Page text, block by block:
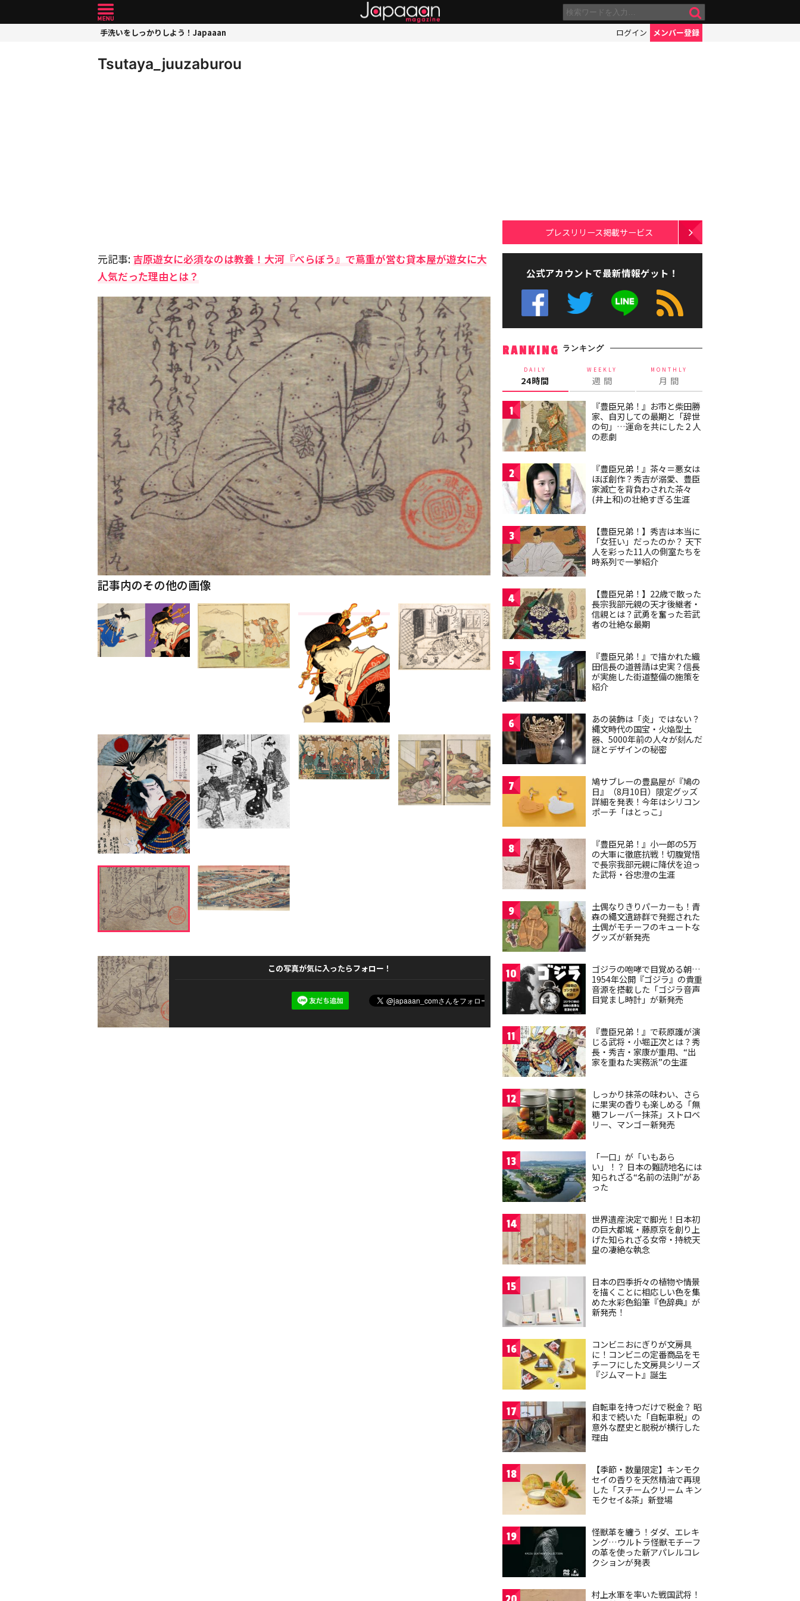
手洗いをしっかりしよう！Japaaan ログイン メンバー登録
Tsutaya_juuzaburou
元記事: 吉原遊女に必須なのは教養！大河『べらぼう』で蔦重が営む貸本屋が遊女に大
人気だった理由とは？
記事内のその他の画像
この写真が気に入ったらフォロー！
プレスリリース掲載サービス
公式アカウントで最新情報ゲット！
RANKING ランキング
DAILY
24時間
WEEKLY
週 間
MONTHLY
月 間
1
『豊臣兄弟！』お市と柴田勝
家、自刃しての最期と「辞世
の句」…運命を共にした２人
の悲劇
2
『豊臣兄弟！』茶々＝悪女は
ほぼ創作？秀吉が溺愛、豊臣
家滅亡を背負わされた茶々
(井上和)の壮絶すぎる生涯
3
【豊臣兄弟！】秀吉は本当に
「女狂い」だったのか？ 天下
人を彩った11人の側室たちを
時系列で一挙紹介
4
【豊臣兄弟！】22歳で散った
長宗我部元親の天才後継者・
信親とは？武勇を奮った若武
者の壮絶な最期
5
『豊臣兄弟！』で描かれた織
田信長の道普請は史実？信長
が実施した街道整備の施策を
紹介
6
あの装飾は「炎」ではない？
縄文時代の国宝・火焔型土
器、5000年前の人々が刻んだ
謎とデザインの秘密
7
鳩サブレーの豊島屋が『鳩の
日』（8月10日）限定グッズ
詳細を発表！今年はシリコン
ポーチ「はとっこ」
8
『豊臣兄弟！』小一郎の5万
の大軍に徹底抗戦！切腹覚悟
で長宗我部元親に降伏を迫っ
た武将・谷忠澄の生涯
9
土偶なりきりパーカーも！青
森の縄文遺跡群で発掘された
土偶がモチーフのキュートな
グッズが新発売
10
ゴジラの咆哮で目覚める朝…
1954年公開『ゴジラ』の貴重
音源を搭載した「ゴジラ音声
目覚まし時計」が新発売
11
『豊臣兄弟！』で萩原護が演
じる武将・小堀正次とは？秀
長・秀吉・家康が重用、“出
家を重ねた実務派”の生涯
12
しっかり抹茶の味わい、さら
に果実の香りも楽しめる「無
糖フレーバー抹茶」ストロベ
リー、マンゴー新発売
13
「一口」が「いもあら
い」！？ 日本の難読地名には
知られざる“名前の法則”があ
った
14
世界遺産決定で脚光！日本初
の巨大都城・藤原京を創り上
げた知られざる女帝・持統天
皇の凄絶な執念
15
日本の四季折々の植物や情景
を描くことに相応しい色を集
めた水彩色鉛筆『色辞典』が
新発売！
16
コンビニおにぎりが文房具
に！コンビニの定番商品をモ
チーフにした文房具シリーズ
『ジムマート』誕生
17
自転車を持つだけで税金？ 昭
和まで続いた「自転車税」の
意外な歴史と脱税が横行した
理由
18
【季節・数量限定】キンモク
セイの香りを天然精油で再現
した「スチームクリーム キン
モクセイ&茶」新登場
19
怪獣革を纏う！ダダ、エレキ
ング…ウルトラ怪獣モチーフ
の革を使った新アパレルコレ
クションが発表
村上水軍を率いた戦国武将！